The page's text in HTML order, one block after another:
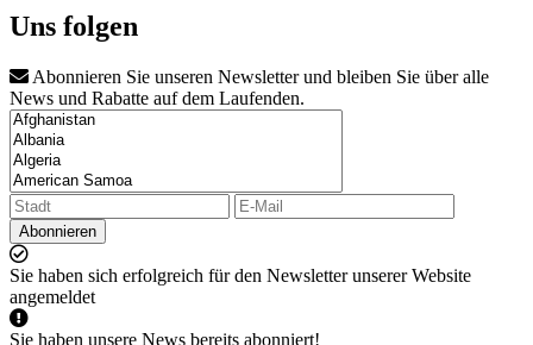
Uns folgen
Abonnieren Sie unseren Newsletter und bleiben Sie über alle
News und Rabatte auf dem Laufenden.
Abonnieren
Sie haben sich erfolgreich für den Newsletter unserer Website
angemeldet
Sie haben unsere News bereits abonniert!